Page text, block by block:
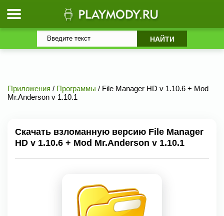
Приложения / Программы / File Manager HD v 1.10.6 + Mod
Mr.Anderson v 1.10.1
Скачать взломанную версию File Manager
HD v 1.10.6 + Mod Mr.Anderson v 1.10.1